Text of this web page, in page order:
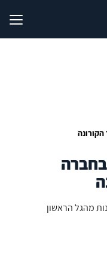
בחברה
מהגל הראשון